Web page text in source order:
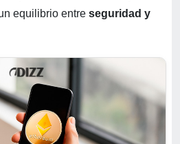
equilibrio entre seguridad y